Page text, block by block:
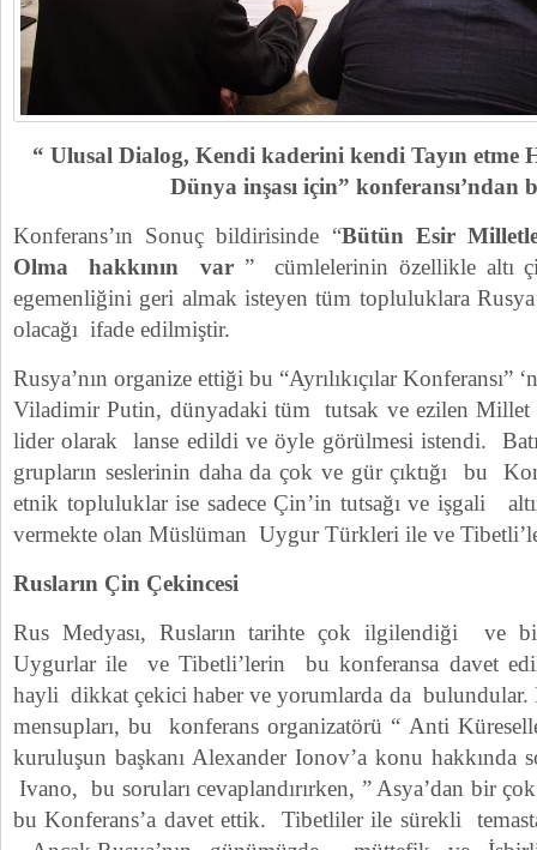
“ Ulusal Dialog, Kendi kaderini kendi Tayın etme
Dünya inşası için” konferansı’ndan
Konferans’ın Sonuç bildirisinde “Bütün Esir
Olma hakkının var ” cümlelerinin özellikle altı
egemenliğini geri almak isteyen tüm topluluklara
olacağı ifade edilmiştir.
Rusya’nın organize ettiği bu “Ayrılıkıçılar Konferansı”
Viladimir Putin, dünyadaki tüm tutsak ve ezilen Millet
lider olarak lanse edildi ve öyle görülmesi istendi.
grupların seslerinin daha da çok ve gür çıktığı bu
etnik topluluklar ise sadece Çin’in tutsağı ve işgali
vermekte olan Müslüman Uygur Türkleri ile ve
Rusların Çin Çekincesi
Rus Medyası, Rusların tarihte çok ilgilendiği ve
Uygurlar ile ve Tibetli’lerin bu konferansa davet
hayli dikkat çekici haber ve yorumlarda da bulundular.
mensupları, bu konferans organizatörü “ Anti
kuruluşun başkanı Alexander Ionov’a konu hakkında
Ivano, bu soruları cevaplandırırken, ” Asya’dan bir
bu Konferans’a davet ettik. Tibetliler ile sürekli